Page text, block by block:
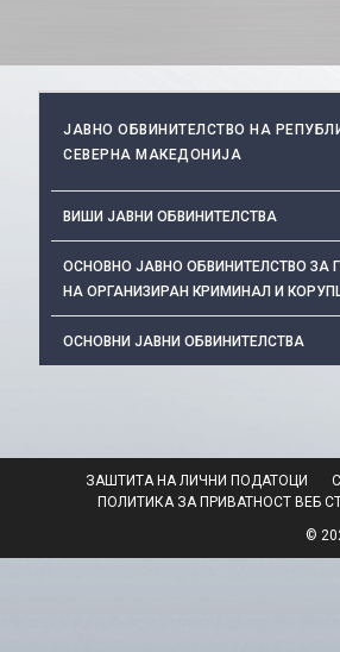
ЈАВНО ОБВИНИТЕЛСТВО НА
СЕВЕРНА МАКЕДОНИЈА
ВИШИ ЈАВНИ ОБВИНИТЕЛСТВА
ОСНОВНО ЈАВНО ОБВИНИТЕЛСТВО ЗА
НА ОРГАНИЗИРАН КРИМИНАЛ И
ОСНОВНИ ЈАВНИ ОБВИНИТЕЛСТВА
ЗАШТИТА НА ЛИЧНИ ПОДАТОЦИ
ПОЛИТИКА ЗА ПРИВАТНОСТ ВЕБ
©